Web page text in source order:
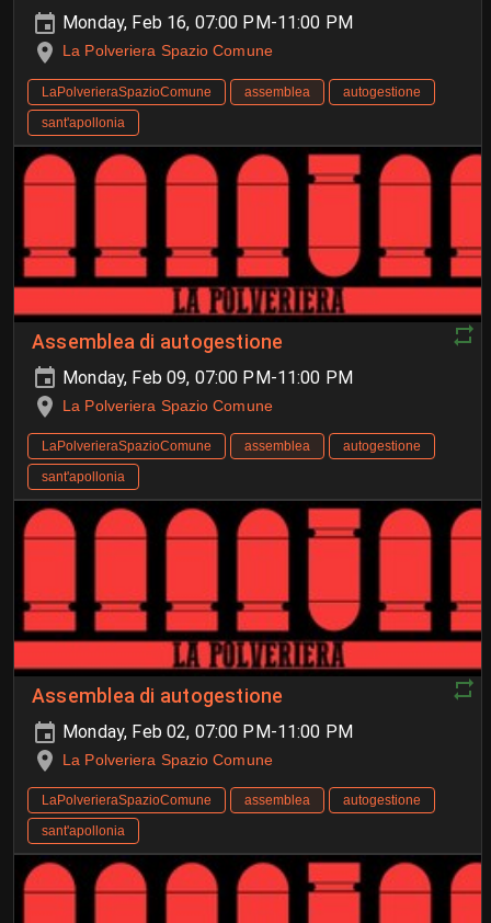
Monday, Feb 16, 07:00 PM-11:00 PM
La Polveriera Spazio Comune
LaPolverieraSpazioComune assemblea
autogestione
sant'apollonia
Assemblea di autogestione
Monday, Feb 09, 07:00 PM-11:00 PM
La Polveriera Spazio Comune
LaPolverieraSpazioComune assemblea
autogestione
sant'apollonia
Assemblea di autogestione
Monday, Feb 02, 07:00 PM-11:00 PM
La Polveriera Spazio Comune
LaPolverieraSpazioComune assemblea
autogestione
sant'apollonia